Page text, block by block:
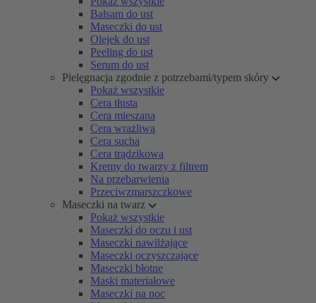
Balsam do ust
Maseczki do ust
Olejek do ust
Peeling do ust
Serum do ust
Pielęgnacja zgodnie z potrzebami/typem skóry
Pokaż wszystkie
Cera tłusta
Cera mieszana
Cera wrażliwa
Cera sucha
Cera trądzikowa
Kremy do twarzy z filtrem
Na przebarwienia
Przeciwzmarszczkowe
Maseczki na twarz
Pokaż wszystkie
Maseczki do oczu i ust
Maseczki nawilżające
Maseczki oczyszczające
Maseczki błotne
Maski materiałowe
Maseczki na noc